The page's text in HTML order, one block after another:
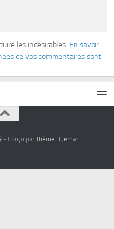
les indésirables. En savoir
de vos commentaires sont
- Conçu par Thème Hueman